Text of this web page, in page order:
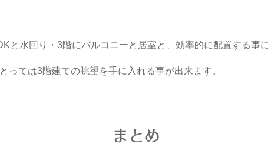
と水回り・3階にバルコニーと居室と、効率的に配置する事
っては3階建ての眺望を手に入れる事が出来ます。
まとめ